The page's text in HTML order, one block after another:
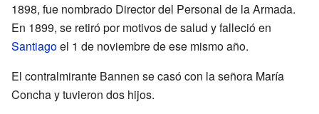
1898, fue nombrado Director del Personal de la Armada.
En 1899, se retiró por motivos de salud y falleció en
Santiagoel 1 de noviembre de ese mismo año.
El contralmirante Bannen se casó con la señora María
Concha y tuvieron dos hijos.